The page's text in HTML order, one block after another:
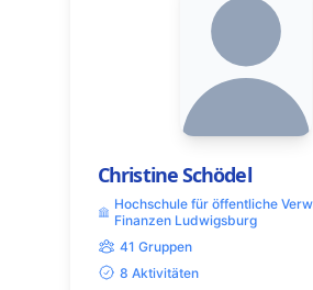
Christine Schödel
Hochschule für öffentliche
Finanzen Ludwigsburg
41 Gruppen
8 Aktivitäten